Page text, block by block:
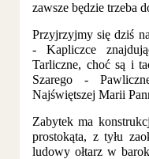
zawsze będzie trzeba
Przyjrzyjmy się dziś
- Kapliczce
Tarliczne, choć są i
Szarego -
Najświętszej Marii
Zabytek ma
prostokąta, z tyłu
ludowy ołtarz w